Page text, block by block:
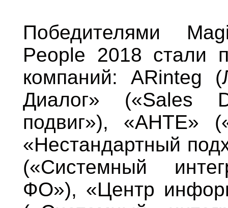
Победителями
People 2018 стали
компаний: ARinteg
Диалог» («Sales
подвиг»), «АНТЕ»
«Нестандартный
(«Системный
ФО»), «Центр